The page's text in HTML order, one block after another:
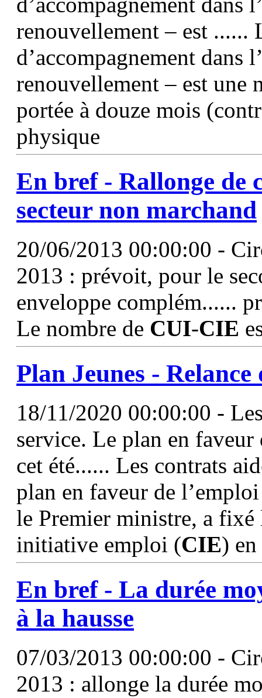
renouvellement – est ......
d’accompagnement dans
renouvellement – est une
portée à douze mois
physique
En bref - Rallonge de
secteur non marchand
20/06/2013 00:00:00 -
2013 : prévoit, pour le
enveloppe complém......
Le nombre de CUI-CIE
Plan Jeunes -
18/11/2020 00:00:00 -
service. Le plan en faveur
cet été...... Les contrats
plan en faveur de
le Premier ministre, a
initiative emploi (CIE)
En bref - La durée
à la hausse
07/03/2013 00:00:00 -
2013 : allonge la durée